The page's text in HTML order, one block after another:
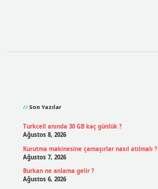
Son Yazılar
Turkcell anında 30 GB kaç günlük ?
Ağustos 8, 2026
Kurutma makinesine çamaşırlar nasıl atılmalı ?
Ağustos 7, 2026
Burkan ne anlama gelir ?
Ağustos 6, 2026